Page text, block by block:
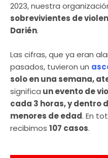
2023, nuestra
sobrevivientes de
Darién.
Las cifras, que ya eran
pasados, tuvieron un
solo en una semana,
significa un evento de
cada 3 horas, y dentro
menores de edad. En
recibimos 107 casos.